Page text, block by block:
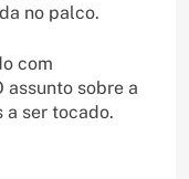
no palco.
com
assunto sobre a
a ser tocado.